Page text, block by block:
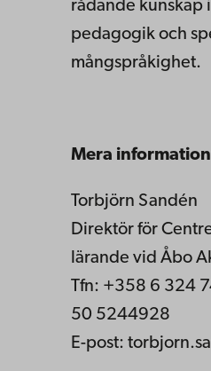
rådande kunskap
pedagogik och
mångspråkighet.
Mera information
Torbjörn Sandén
Direktör för
lärande vid Åbo
Tfn: +358 6 324
50 5244928
E-post: